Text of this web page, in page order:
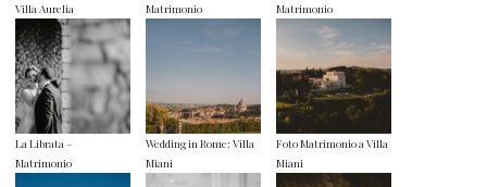
Villa Aurelia
Matrimonio
Matrimonio
La Librata –
Matrimonio
Wedding in Rome: Villa
Miani
Foto Matrimonio a Villa
Miani